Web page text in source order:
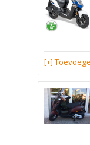
[+]